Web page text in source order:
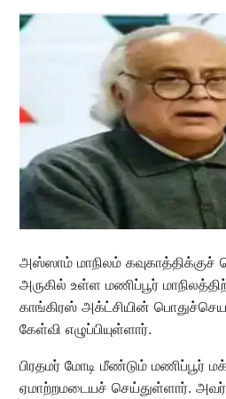
அஸ்ஸாம் மாநிலம் கவுகாத்திக்குச்
அருகில் உள்ள மணிப்பூர்
காங்கிரஸ் அக்ட்சியின்
கேள்வி எழுப்பியுள்ளார்.
பிரதமர் மோடி மீண்டும் மணிப்பூர்
ஏமாற்றமடையச் செய்துள்ளார்.